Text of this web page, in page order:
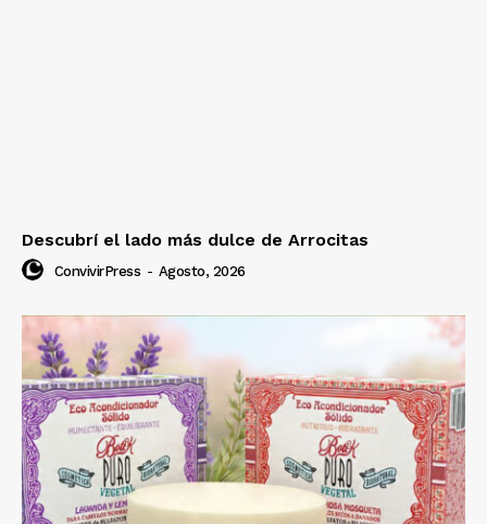
Descubrí el lado más dulce de Arrocitas
ConvivirPress - Agosto, 2026